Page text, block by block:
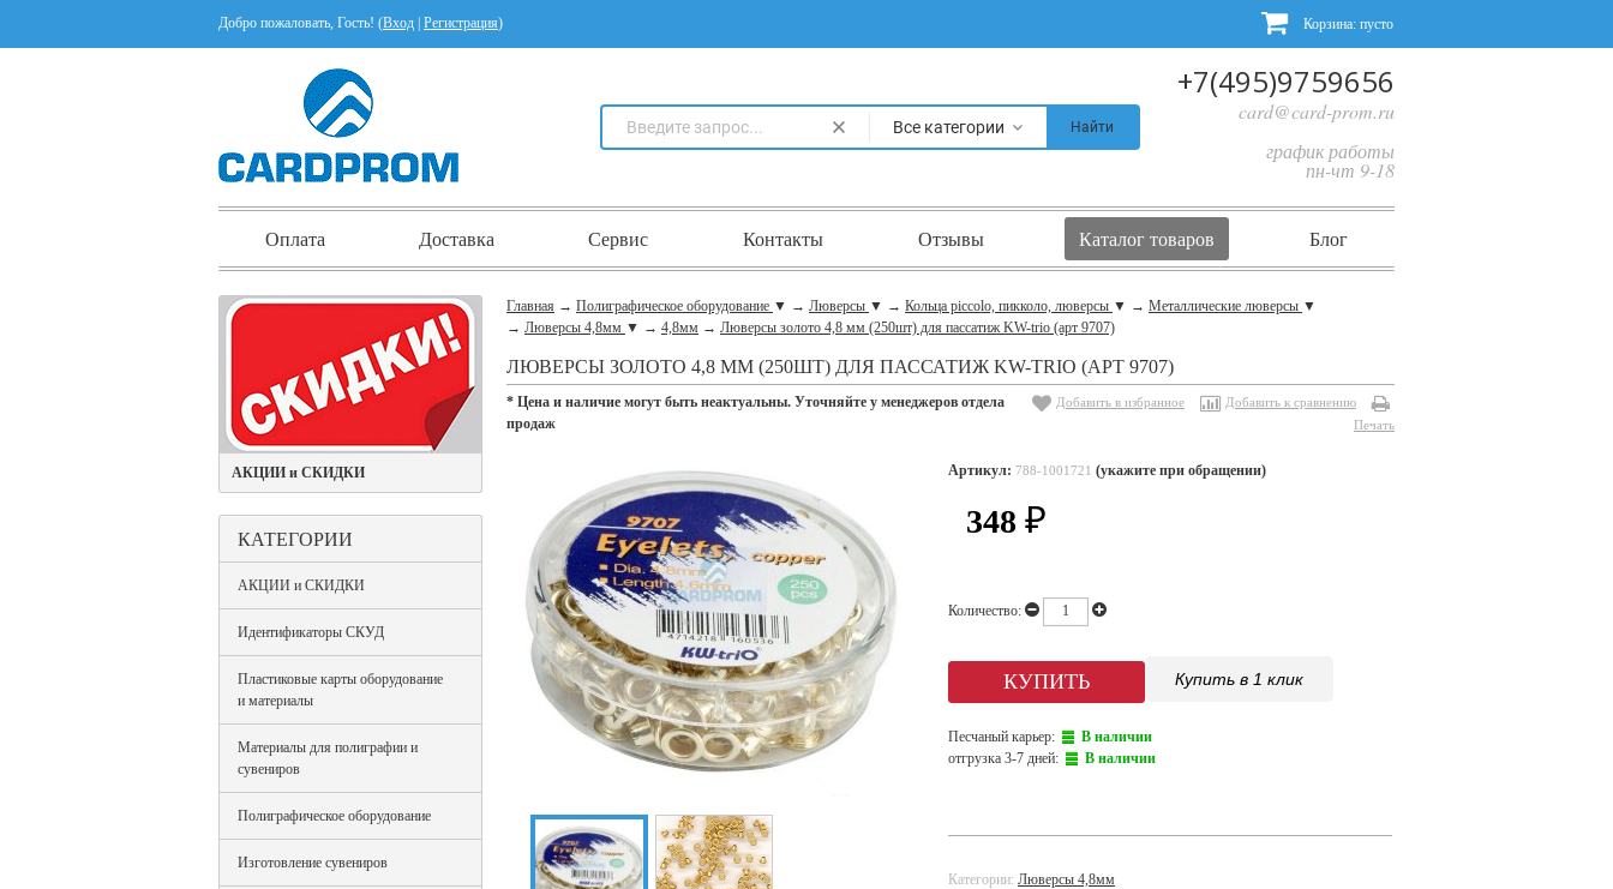
Добро пожаловать, Гость! (Вход Регистрация) Корзина: пусто
Все категории Найти
+7(495)9759656
card@card-prom.ru
график работы
пн-чт 9-18
Оплата Доставка Сервис Контакты Отзывы Каталог товаров Блог
АКЦИИ и СКИДКИ
КАТЕГОРИИ
АКЦИИ и СКИДКИ
Идентификаторы СКУД
Пластиковые карты оборудование
и материалы
Материалы для полиграфии и
сувениров
Полиграфическое оборудование
Изготовление сувениров
Главная → Полиграфическое оборудование ▼ → Люверсы ▼ → Кольца piccolo, пикколо, люверсы ▼ → Металлические люверсы ▼
→ Люверсы 4,8мм ▼ → 4,8мм → Люверсы золото 4,8 мм (250шт) для пассатиж KW-trio (арт 9707)
ЛЮВЕРСЫ ЗОЛОТО 4,8 ММ (250ШТ) ДЛЯ ПАССАТИЖ KW-TRIO (АРТ 9707)
* Цена и наличие могут быть неактуальны. Уточняйте у менеджеров отдела
продаж
Добавить в избранное
Добавить к сравнению
Печать
Артикул: 788-1001721 (укажите при обращении)
348 ₽
Количество:
Купить в 1 клик
Песчаный карьер:
В наличии
отгрузка 3-7 дней:
В наличии
Категории: Люверсы 4,8мм